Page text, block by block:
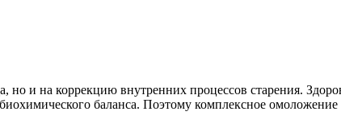
и на коррекцию внутренних процессов старения.
баланса. Поэтому комплексное